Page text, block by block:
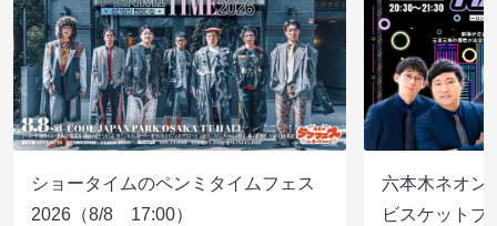
ショータイムのペンミタイムフェス
2026（8/8 17:00）
六本木ネオン
ビスケットブ